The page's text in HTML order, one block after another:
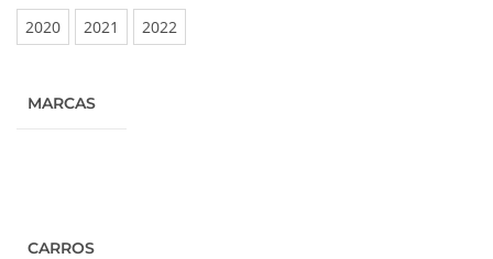
2020 2021 2022
MARCAS
CARROS